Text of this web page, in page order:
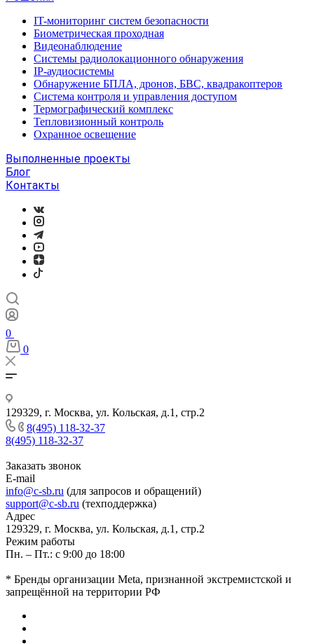
IT-мониторинг систем безопасности
Биометрическая проходная
Видеонаблюдение
Системы радиолокационного обнаружения
IP-аудиосистемы
Обнаружение БПЛА, дронов, БВС, квадракоптеров
Система контроля и управления доступом
Термографический комплекс
Тепловизионный контроль
Охранное освещение
Выполненные проекты
Блог
Контакты
0
0
129329, г. Москва, ул. Кольская, д.1, стр.2
8(495) 118-32-37
8(495) 118-32-37
Заказать звонок
E-mail
info@c-sb.ru (для запросов и обращений)
support@c-sb.ru (техподдержка)
Адрес
129329, г. Москва, ул. Кольская, д.1, стр.2
Режим работы
Пн. – Пт.: с 9:00 до 18:00
* Бренды организации Meta, признанной экстремистской и
запрещённой на территории РФ